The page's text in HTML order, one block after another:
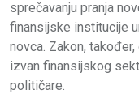
sprečavanju pranja
finansijske institucije
novca. Zakon,
izvan finansijskog
političare.